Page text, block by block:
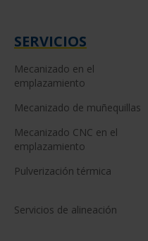
SERVICIOS
Mecanizado en el
emplazamiento
Mecanizado de muñequillas
Mecanizado CNC en el
emplazamiento
Pulverización térmica
Servicios de alineación